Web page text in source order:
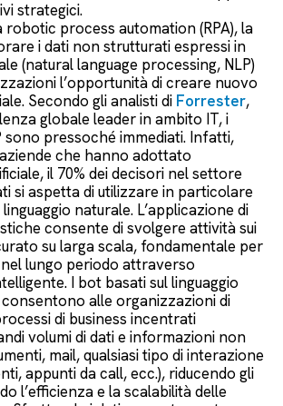
strategici.
robotic process automation (RPA), la
i dati non strutturati espressi in
(natural language processing, NLP)
l’opportunità di creare nuovo
Secondo gli analisti di Forrester,
globale leader in ambito IT, i
sono pressoché immediati. Infatti,
che hanno adottato
il 70% dei decisori nel settore
si aspetta di utilizzare in particolare
naturale. L’applicazione di
consente di svolgere attività sui
su larga scala, fondamentale per
lungo periodo attraverso
I bot basati sul linguaggio
alle organizzazioni di
di business incentrati
volumi di dati e informazioni non
mail, qualsiasi tipo di interazione
appunti da call, ecc.), riducendo gli
l’efficienza e la scalabilità delle